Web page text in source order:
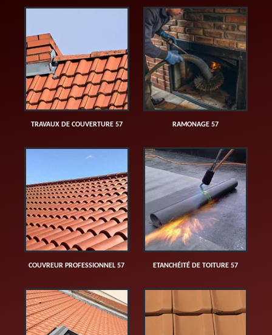
TRAVAUX DE COUVERTURE 57 RAMONAGE 57
COUVREUR PROFESSIONNEL 57 ETANCHÉITÉ DE TOITURE 57